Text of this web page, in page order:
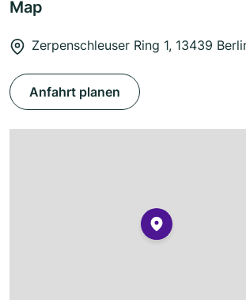
Map
Zerpenschleuser Ring 1, 13439
Anfahrt planen